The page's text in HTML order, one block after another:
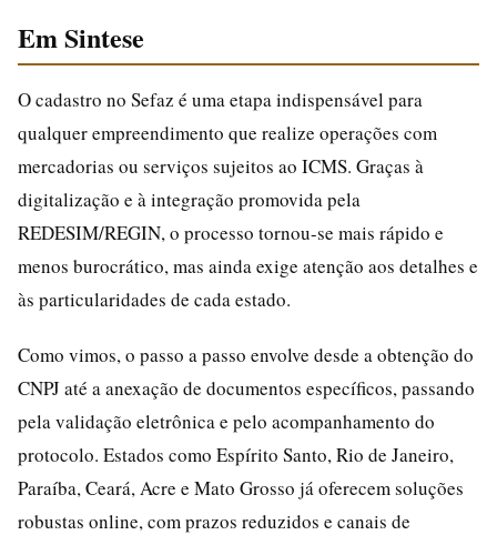
Em Sintese
O cadastro no Sefaz é uma etapa indispensável para
qualquer empreendimento que realize operações com
mercadorias ou serviços sujeitos ao ICMS. Graças à
digitalização e à integração promovida pela
REDESIM/REGIN, o processo tornou-se mais rápido e
menos burocrático, mas ainda exige atenção aos detalhes e
às particularidades de cada estado.
Como vimos, o passo a passo envolve desde a obtenção do
CNPJ até a anexação de documentos específicos, passando
pela validação eletrônica e pelo acompanhamento do
protocolo. Estados como Espírito Santo, Rio de Janeiro,
Paraíba, Ceará, Acre e Mato Grosso já oferecem soluções
robustas online, com prazos reduzidos e canais de